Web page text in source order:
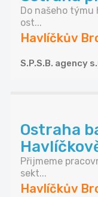
Do našeho týmu
ost...
Havlíčkův
S.P.S.B. agency
Ostraha
Přijmeme
sekt...
Havlíčkův